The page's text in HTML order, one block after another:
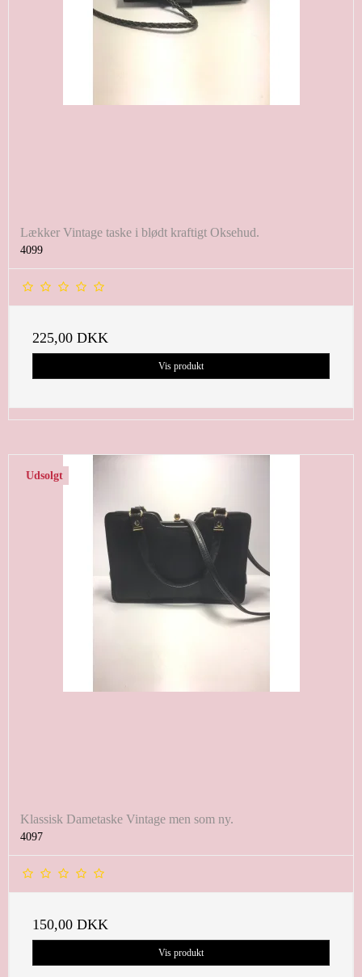
Lækker Vintage taske i blødt kraftigt Oksehud.
4099
225,00 DKK
Vis produkt
Udsolgt
Klassisk Dametaske Vintage men som ny.
4097
150,00 DKK
Vis produkt